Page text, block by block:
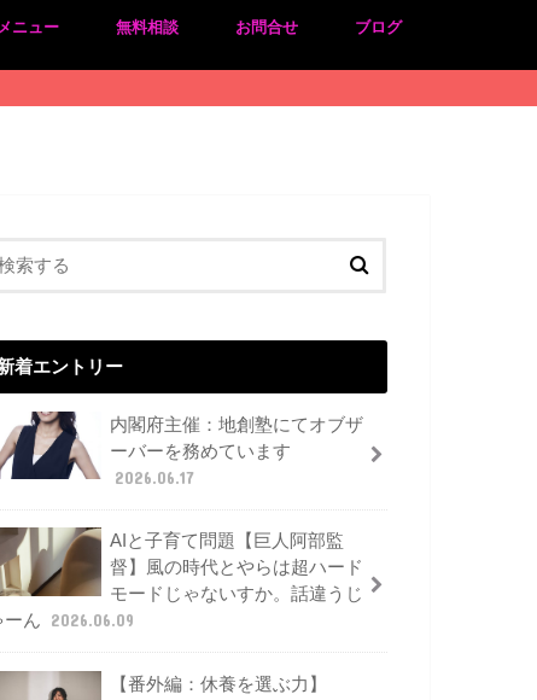
ニュー 無料相談 お問合せ ブログ
着エントリー
内閣府主催：地創塾にてオブザ
ーバーを務めています
2026.06.17
AIと子育て問題【巨人阿部監
督】風の時代とやらは超ハード
モードじゃないすか。話違うじ
ーん
2026.06.09
【番外編：休養を選ぶ力】